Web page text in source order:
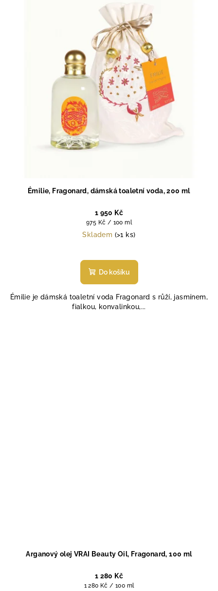
Émilie, Fragonard, dámská toaletní voda, 200 ml
1 950 Kč
Měrná
cena:
975 Kč / 100 ml
Skladem (>1 ks)
hodnocení
produktu
z
5
Do košíku
Émilie je dámská toaletní voda Fragonard s růží, jasmínem,
fialkou, konvalinkou,...
Arganový olej VRAI Beauty Oil, Fragonard, 100 ml
1 280 Kč
Měrná
1 280 Kč / 100 ml